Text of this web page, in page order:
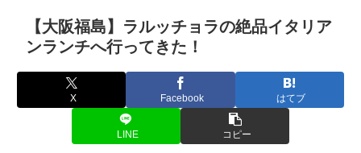
【大阪福島】ラルッチョラの絶品イタリア
ンランチへ行ってきた！
X Facebook はてブ
LINE コピー